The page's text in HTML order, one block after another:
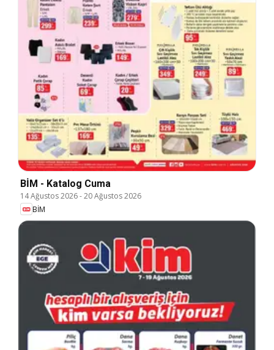
BİM - Katalog Cuma
14 Ağustos 2026-20 Ağustos 2026
BİM